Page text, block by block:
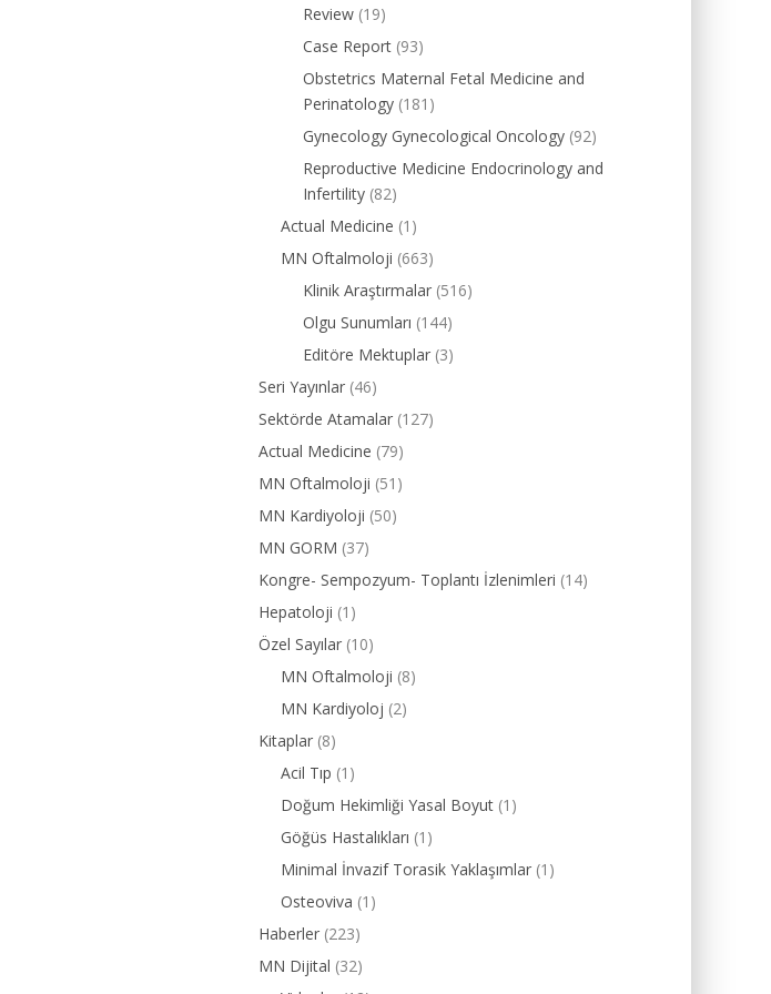
Review (19)
Case Report (93)
Obstetrics Maternal Fetal Medicine and
Perinatology (181)
Gynecology Gynecological Oncology (92)
Reproductive Medicine Endocrinology and
Infertility (82)
Actual Medicine (1)
MN Oftalmoloji (663)
Klinik Araştırmalar (516)
Olgu Sunumları (144)
Editöre Mektuplar (3)
Seri Yayınlar (46)
Sektörde Atamalar (127)
Actual Medicine (79)
MN Oftalmoloji (51)
MN Kardiyoloji (50)
MN GORM (37)
Kongre- Sempozyum- Toplantı İzlenimleri (14)
Hepatoloji (1)
Özel Sayılar (10)
MN Oftalmoloji (8)
MN Kardiyoloj (2)
Kitaplar (8)
Acil Tıp (1)
Doğum Hekimliği Yasal Boyut (1)
Göğüs Hastalıkları (1)
Minimal İnvazif Torasik Yaklaşımlar (1)
Osteoviva (1)
Haberler (223)
MN Dijital (32)